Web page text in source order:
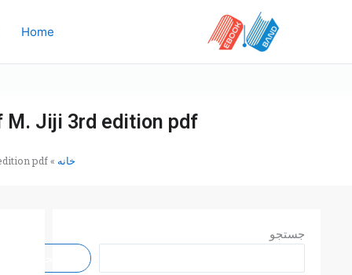
Home
M. Jiji 3rd edition pdf
خانه »
pdf
جستجو